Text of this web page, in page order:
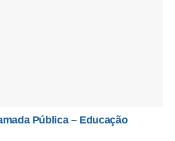
Pública – Educação